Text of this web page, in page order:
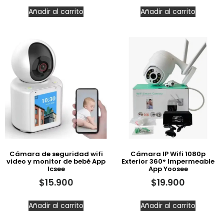
Añadir al carrito Añadir al carrito
Cámara de seguridad wifi
video y monitor de bebé App
Icsee
$15.900
Añadir al carrito
Cámara IP Wifi 1080p
Exterior 360° Impermeable
App Yoosee
$19.900
Añadir al carrito